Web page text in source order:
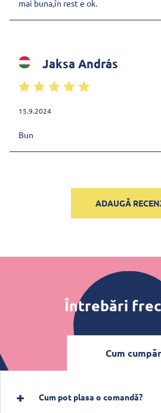
mai buna,în rest e ok.
Jaksa András
15.9.2024
Bun
ADAUGĂ
Întrebări
Cum cumpăr
Cum pot plasa o comandă?